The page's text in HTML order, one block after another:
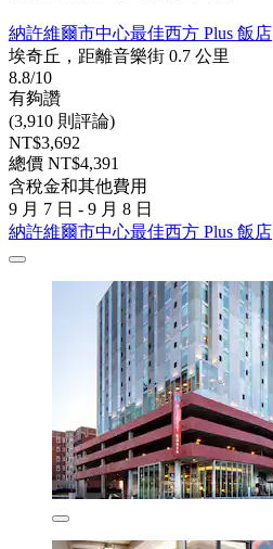
納許維爾市中心最佳西方 Plus 飯店
埃奇丘，距離音樂街 0.7 公里
8.8/10
有夠讚
(3,910 則評論)
NT$3,692
總價 NT$4,391
含稅金和其他費用
9 月 7 日 - 9 月 8 日
納許維爾市中心最佳西方 Plus 飯店